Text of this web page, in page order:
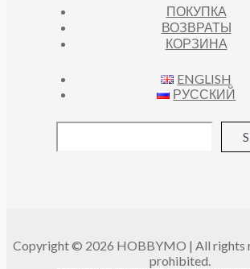
ПОКУПКА
ВОЗВРАТЫ
КОРЗИНА
ENGLISH
РУССКИЙ
Copyright © 2026 HOBBYMO | All rights
prohibited.